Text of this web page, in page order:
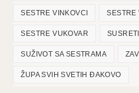
SESTRE VINKOVCI SESTRE
SESTRE VUKOVAR
SUŽIVOT SA SESTRAMA
ŽUPA SVIH SVETIH ĐAKOVO